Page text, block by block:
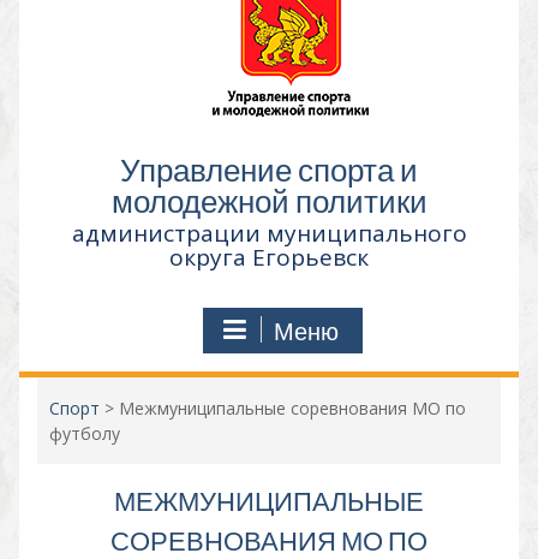
Управление спорта и
молодежной политики
администрации муниципального
округа Егорьевск
Меню
Спорт > Межмуниципальные соревнования МО по
футболу
МЕЖМУНИЦИПАЛЬНЫЕ
СОРЕВНОВАНИЯ МО ПО